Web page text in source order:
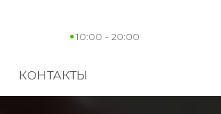
10:00 - 20:00
КОНТАКТЫ